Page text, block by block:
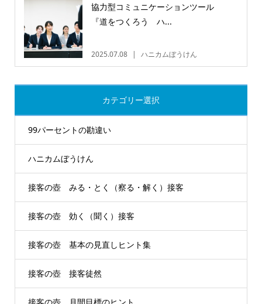
協力型コミュニケーションツール
『道をつくろう ハ...
2025.07.08 ハニカムぼうけん
カテゴリー選択
99パーセントの勘違い
ハニカムぼうけん
接客の壺 みる・とく（察る・解く）接客
接客の壺 効く（聞く）接客
接客の壺 基本の見直しヒント集
接客の壺 接客徒然